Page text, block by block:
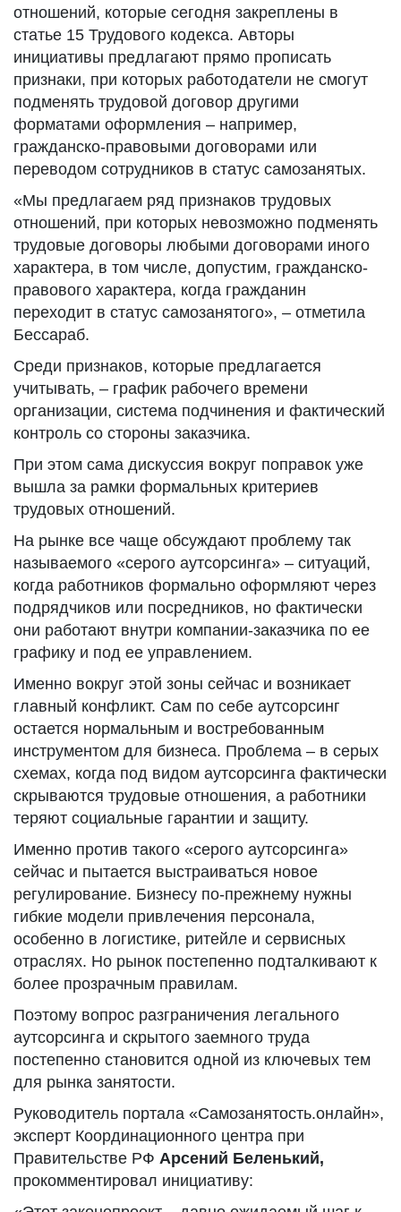
отношений, которые сегодня закреплены в
статье 15 Трудового кодекса. Авторы
инициативы предлагают прямо прописать
признаки, при которых работодатели не смогут
подменять трудовой договор другими
форматами оформления – например,
гражданско-правовыми договорами или
переводом сотрудников в статус самозанятых.
«Мы предлагаем ряд признаков трудовых
отношений, при которых невозможно подменять
трудовые договоры любыми договорами иного
характера, в том числе, допустим, гражданско-
правового характера, когда гражданин
переходит в статус самозанятого», – отметила
Бессараб.
Среди признаков, которые предлагается
учитывать, – график рабочего времени
организации, система подчинения и фактический
контроль со стороны заказчика.
При этом сама дискуссия вокруг поправок уже
вышла за рамки формальных критериев
трудовых отношений.
На рынке все чаще обсуждают проблему так
называемого «серого аутсорсинга» – ситуаций,
когда работников формально оформляют через
подрядчиков или посредников, но фактически
они работают внутри компании-заказчика по ее
графику и под ее управлением.
Именно вокруг этой зоны сейчас и возникает
главный конфликт. Сам по себе аутсорсинг
остается нормальным и востребованным
инструментом для бизнеса. Проблема – в серых
схемах, когда под видом аутсорсинга фактически
скрываются трудовые отношения, а работники
теряют социальные гарантии и защиту.
Именно против такого «серого аутсорсинга»
сейчас и пытается выстраиваться новое
регулирование. Бизнесу по-прежнему нужны
гибкие модели привлечения персонала,
особенно в логистике, ритейле и сервисных
отраслях. Но рынок постепенно подталкивают к
более прозрачным правилам.
Поэтому вопрос разграничения легального
аутсорсинга и скрытого заемного труда
постепенно становится одной из ключевых тем
для рынка занятости.
Руководитель портала «Самозанятость.онлайн»,
эксперт Координационного центра при
Правительстве РФ Арсений Беленький,
прокомментировал инициативу: